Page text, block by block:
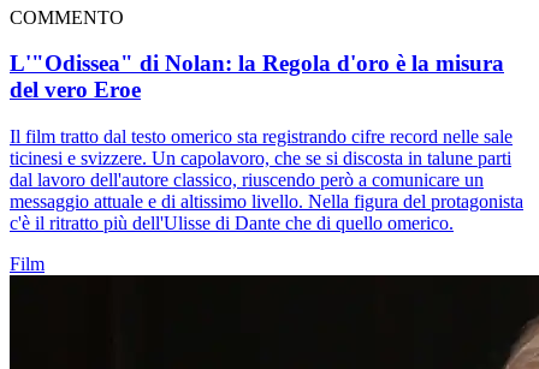
COMMENTO
L'"Odissea" di Nolan: la Regola d'oro è la misura
del vero Eroe
Il film tratto dal testo omerico sta registrando cifre record nelle sale
ticinesi e svizzere. Un capolavoro, che se si discosta in talune parti
dal lavoro dell'autore classico, riuscendo però a comunicare un
messaggio attuale e di altissimo livello. Nella figura del protagonista
c'è il ritratto più dell'Ulisse di Dante che di quello omerico.
Film